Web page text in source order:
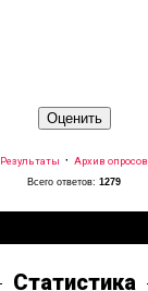
Результаты · Архив опросов
Всего ответов: 1279
Статистика